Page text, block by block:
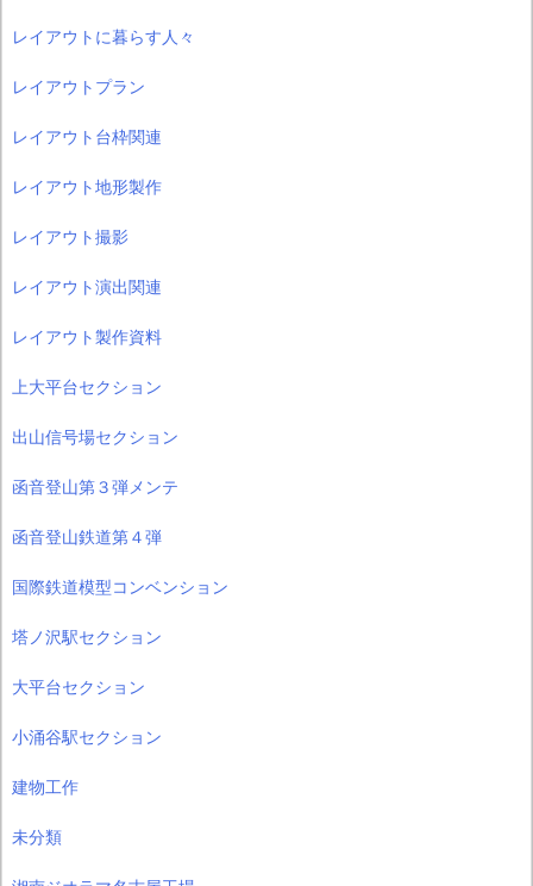
レイアウトに暮らす人々
レイアウトプラン
レイアウト台枠関連
レイアウト地形製作
レイアウト撮影
レイアウト演出関連
レイアウト製作資料
上大平台セクション
出山信号場セクション
函音登山第３弾メンテ
函音登山鉄道第４弾
国際鉄道模型コンベンション
塔ノ沢駅セクション
大平台セクション
小涌谷駅セクション
建物工作
未分類